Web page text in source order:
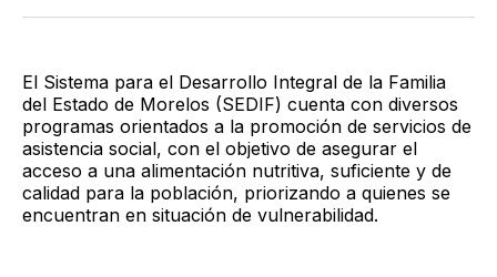
TwitterFacebook
LinkedIn
Email
El Sistema para el Desarrollo Integral de la Familia
del Estado de Morelos (SEDIF) cuenta con diversos
programas orientados a la promoción de servicios de
asistencia social, con el objetivo de asegurar el
acceso a una alimentación nutritiva, suficiente y de
calidad para la población, priorizando a quienes se
encuentran en situación de vulnerabilidad.